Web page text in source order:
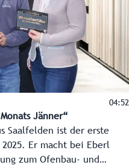
04:52
Jänner“
Saalfelden ist der erste
Er macht bei Eberl
zum Ofenbau- und